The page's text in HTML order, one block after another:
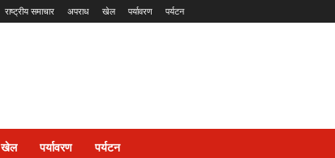
राष्ट्रीय समाचार अपराध खेल पर्यावरण पर्यटन
खेल पर्यावरण पर्यटन